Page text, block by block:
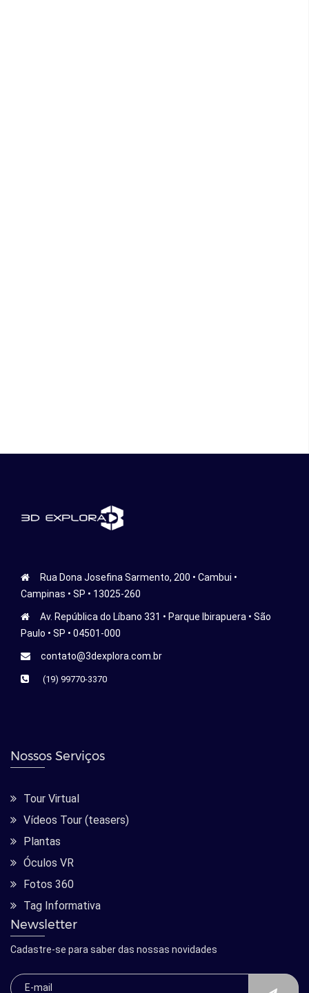
Rua Dona Josefina Sarmento, 200 • Cambui •
Campinas • SP • 13025-260
Av. República do Líbano 331 • Parque Ibirapuera • São
Paulo • SP • 04501-000
contato@3dexplora.com.br
(19) 99770-3370
Nossos Serviços
Tour Virtual
Vídeos Tour (teasers)
Plantas
Óculos VR
Fotos 360
Tag Informativa
Newsletter
Cadastre-se para saber das nossas novidades